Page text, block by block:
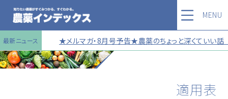
最新ニュース ★メルマガ・8月号予告★農薬のちょっと深くていい
MENU
適用表